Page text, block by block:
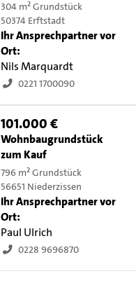
304 m² Grundstück
50374 Erftstadt
Ihr Ansprechpartner vor
Ort:
Nils Marquardt
0221 1700090
101.000 €
Wohnbaugrundstück
zum Kauf
796 m² Grundstück
56651 Niederzissen
Ihr Ansprechpartner vor
Ort:
Paul Ulrich
0228 9696870